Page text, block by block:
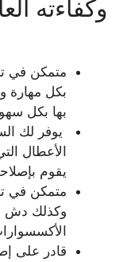
وكفاءته
متمكن في
بكل مهارة
بها بكل
يوفر لك
الأعطال
يقوم
متمكن في
وكذلك دش
قادر على